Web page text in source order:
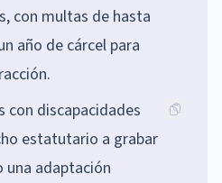
con multas de hasta
año de cárcel para
con discapacidades
estatutario a grabar
una adaptación